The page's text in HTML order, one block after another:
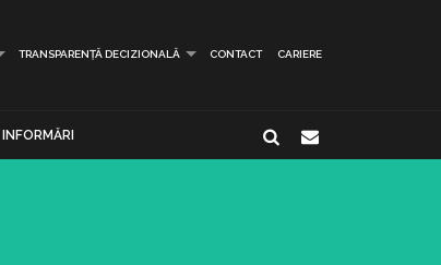
TRANSPARENȚĂ DECIZIONALĂ CONTACT CARIERE
INFORMĂRI